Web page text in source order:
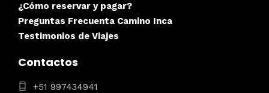
¿Cómo reservar y pagar?
Preguntas Frecuenta Camino Inca
Testimonios de Viajes
Contactos
+51 997434941